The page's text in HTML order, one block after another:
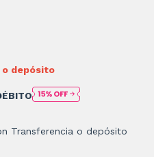
o depósito
Transferencia o depósito